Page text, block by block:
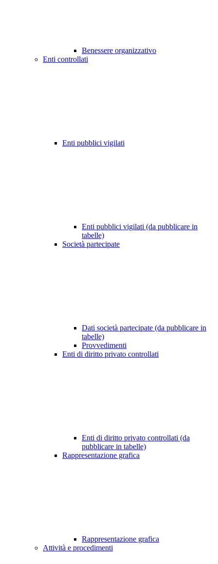
Benessere organizzativo
Enti controllati
Enti pubblici vigilati
Enti pubblici vigilati (da pubblicare in
tabelle)
Società partecipate
Dati società partecipate (da pubblicare in
tabelle)
Provvedimenti
Enti di diritto privato controllati
Enti di diritto privato controllati (da
pubblicare in tabelle)
Rappresentazione grafica
Rappresentazione grafica
Attività e procedimenti